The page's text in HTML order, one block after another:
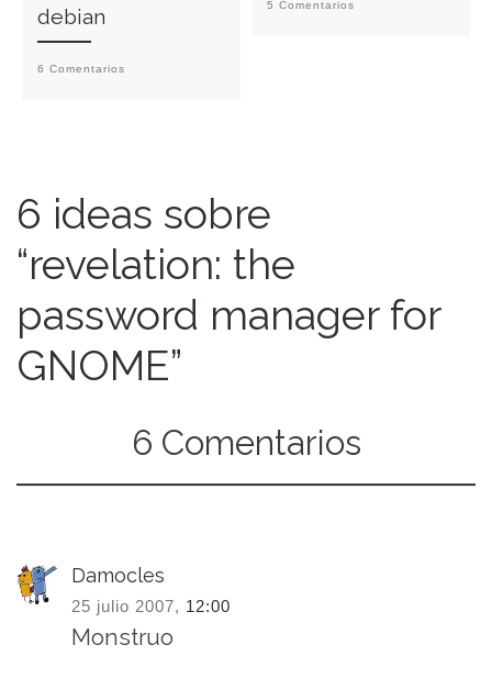
debian
6 Comentarios
5 Comentarios
6 ideas sobre
“revelation: the
password manager for
GNOME”
6 Comentarios
Damocles
25 julio 2007, 12:00
Monstruo